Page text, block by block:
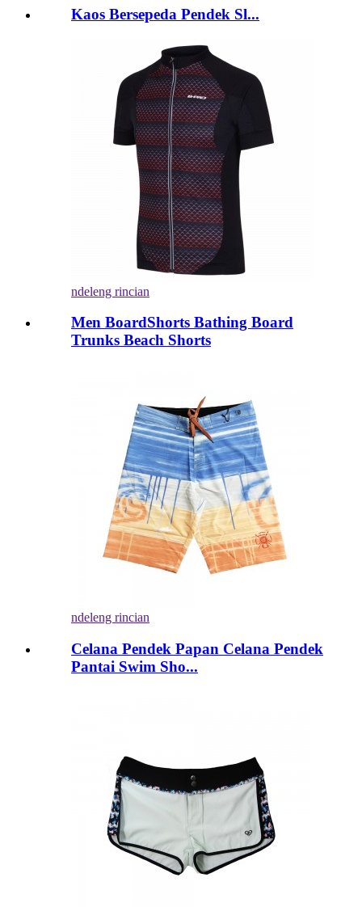
Kaos Bersepeda Pendek Sl...
ndeleng rincian
Men BoardShorts Bathing Board
Trunks Beach Shorts
ndeleng rincian
Celana Pendek Papan Celana Pendek
Pantai Swim Sho...